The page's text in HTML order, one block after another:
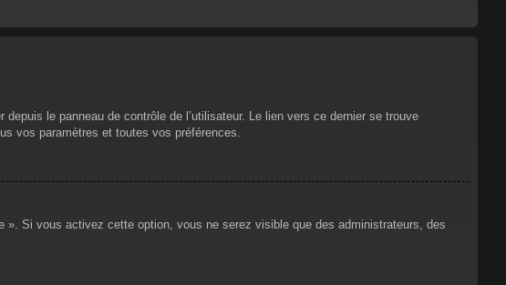
le panneau de contrôle de l’utilisateur. Le lien vers ce dernier se trouve
vos paramètres et toutes vos préférences.
». Si vous activez cette option, vous ne serez visible que des administrateurs, des